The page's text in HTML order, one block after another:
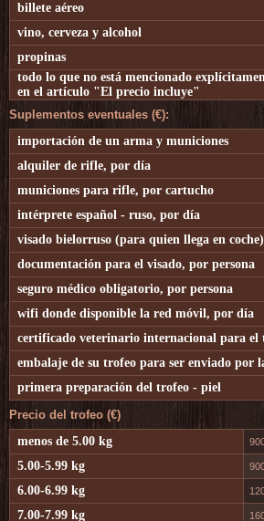
billete aéreo
vino, cerveza y alcohol
propinas
todo lo que no está mencionado
en el artículo "El precio incluye"
Suplementos eventuales (€):
importación de un arma y municiones
alquiler de rifle, por día
municiones para rifle, por cartucho
intérprete español - ruso, por día
visado bielorruso (para quien llega en coche)
documentación para el visado, por persona
seguro médico obligatorio, por persona
wifi donde disponible la red móvil, por día
certificado veterinario internacional para el
embalaje de su trofeo para ser enviado por
primera preparación del trofeo - piel
Precio del trofeo (€)
menos de 5.00 kg
5.00-5.99 kg
6.00-6.99 kg
7.00-7.99 kg